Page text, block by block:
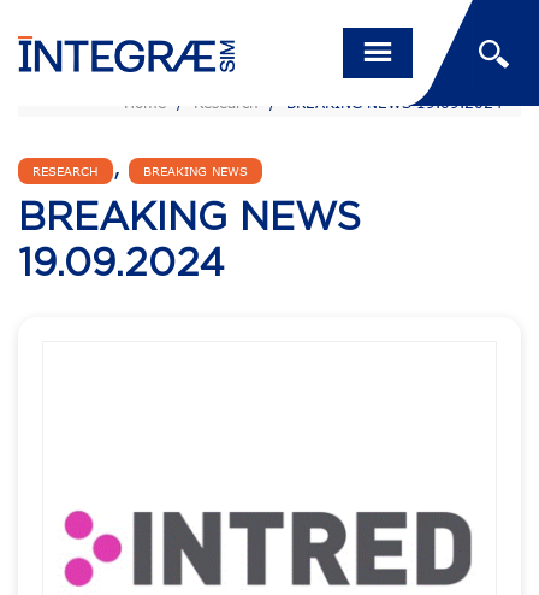
Home / Research / BREAKING NEWS 19.09.2024
RESEARCH , BREAKING NEWS
BREAKING NEWS
19.09.2024